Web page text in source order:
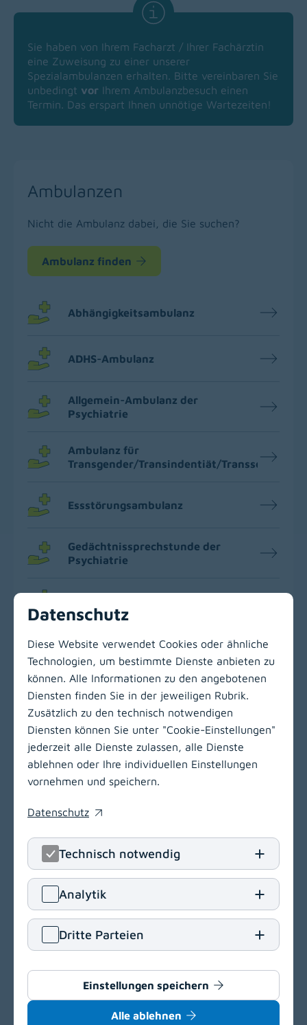
Sie haben von Ihrem Facharzt / Ihrer Fachärztin
eine Zuweisung zu einer unserer
Spezialambulanzen erhalten. Bitte vereinbaren Sie
unbedingt vor Ihrem Ambulanzbesuch einen
Termin. Das erspart Ihnen unnötige Wartezeiten!
Ambulanzen
Nicht die Ambulanz dabei, die Sie suchen?
Ambulanz finden
Abhängigkeitsambulanz
ADHS-Ambulanz
Allgemein-Ambulanz der
Psychiatrie
Ambulanz für
Transgender/Transindentiät/Transsexualität
Essstörungsambulanz
Gedächtnissprechstunde der
Psychiatrie
Zur Hauptnavigation
LinkedIn
(opens in
Klinikum Klagenfurt am Wörthersee
Feschnigstraße 11
9020 Klagenfurt am Wörthersee
+43 463 538-0
Eklinikum.klagenfurt[at]kabeg.at
Datenschutz
Diese Website verwendet Cookies oder ähnliche
Technologien, um bestimmte Dienste anbieten zu
können. Alle Informationen zu den angebotenen
Diensten finden Sie in der jeweiligen Rubrik.
Zusätzlich zu den technisch notwendigen
Diensten können Sie unter "Cookie-Einstellungen"
jederzeit alle Dienste zulassen, alle Dienste
ablehnen oder Ihre individuellen Einstellungen
vornehmen und speichern.
Datenschutz
(opens in a new window)
Technisch notwendig
Analytik
Dritte Parteien
Einstellungen speichern
Alle ablehnen